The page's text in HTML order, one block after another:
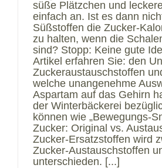
süße Plätzchen und
einfach an. Ist es dann
Süßstoffen die Zucker-
zu halten, wenn die
sind? Stopp: Keine gute
Artikel erfahren Sie: den
Zuckeraustauschstoffen
welche unangenehme
Aspartam auf das Gehirn
der Winterbäckerei
können wie „Bewegungs-
Zucker: Original vs.
Zucker-Ersatzstoffen wird
Zucker-Austauschstoffen
unterschieden. [...]